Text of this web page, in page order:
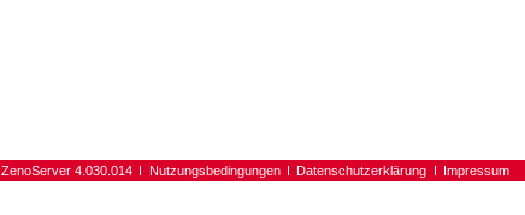
ZenoServer 4.030.014 Nutzungsbedingungen Datenschutzerklärung Impressum